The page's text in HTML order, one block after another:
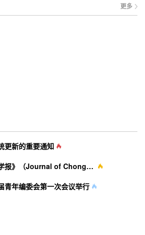
更多
更新的重要通知
关于假冒《重庆大学学报》（Journal of Chongqing University）网站及征稿行为的严正声明
青年编委会第一次会议举行